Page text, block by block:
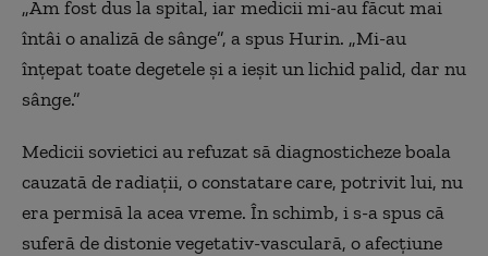
„Am fost dus la spital, iar medicii mi-au făcut mai
întâi o analiză de sânge”, a spus Hurin. „Mi-au
înțepat toate degetele și a ieșit un lichid palid, dar nu
sânge.”
Medicii sovietici au refuzat să diagnosticheze boala
cauzată de radiații, o constatare care, potrivit lui, nu
era permisă la acea vreme. În schimb, i s-a spus că
suferă de distonie vegetativ-vasculară, o afecțiune